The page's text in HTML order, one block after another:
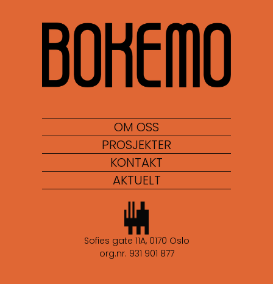
OM OSS
PROSJEKTER
KONTAKT
AKTUELT
Sofies gate 11A, 0170 Oslo
org.nr. 931 901 877